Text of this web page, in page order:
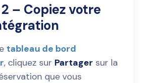
– Copiez votre
tableau de bord
, cliquez sur Partager sur la
que vous